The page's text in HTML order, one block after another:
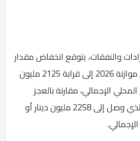
والنفقات، يتوقع انخفاض مقدار
ونسبة العجز الكلي في موازنة 2026 إلى قرابة 2125 مليون
الناتج المحلي الإجمالي، مقارنة بالعجز
المقدر في عام 2025 الذي وصل إلى 2258 مليون دينار أو